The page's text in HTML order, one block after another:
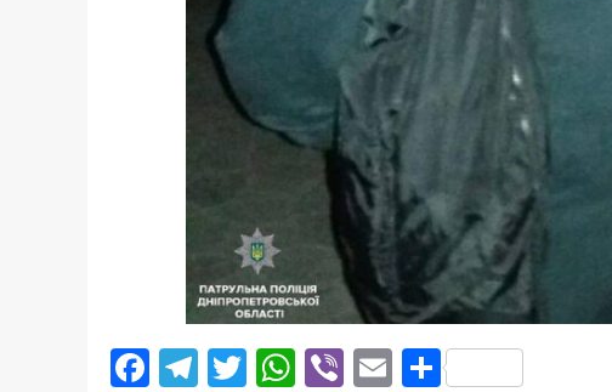
Facebook
Telegram
Twitter
WhatsApp
ViberEmailПоділитися